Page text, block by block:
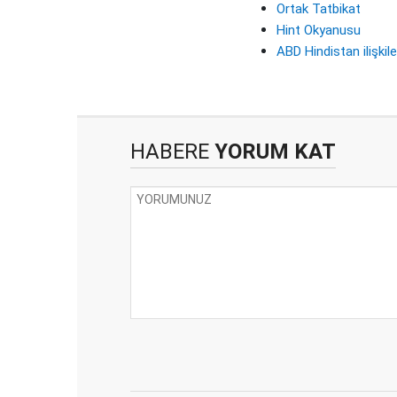
Ortak Tatbikat
Hint Okyanusu
ABD Hindistan
HABERE YORUM KAT